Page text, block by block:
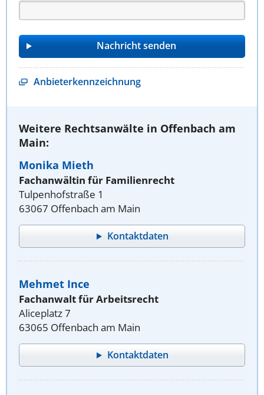
Anbieterkennzeichnung
Weitere Rechtsanwälte in Offenbach am
Main:
Monika Mieth
Fachanwältin für Familienrecht
Tulpenhofstraße 1
63067 Offenbach am Main
Kontaktdaten
Mehmet Ince
Fachanwalt für Arbeitsrecht
Aliceplatz 7
63065 Offenbach am Main
Kontaktdaten